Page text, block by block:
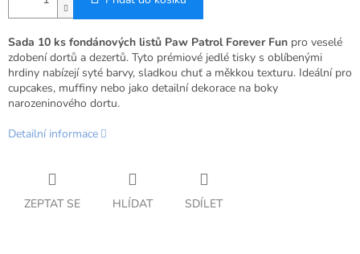
Sada 10 ks fondánových listů Paw Patrol Forever Fun pro veselé
zdobení dortů a dezertů. Tyto prémiové jedlé tisky s oblíbenými
hrdiny nabízejí syté barvy, sladkou chuť a měkkou texturu. Ideální pro
cupcakes, muffiny nebo jako detailní dekorace na boky
narozeninového dortu.
Detailní informace
ZEPTAT SE HLÍDAT SDÍLET